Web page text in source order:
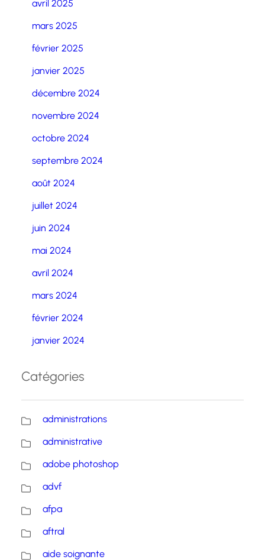
avril 2025
mars 2025
février 2025
janvier 2025
décembre 2024
novembre 2024
octobre 2024
septembre 2024
août 2024
juillet 2024
juin 2024
mai 2024
avril 2024
mars 2024
février 2024
janvier 2024
Catégories
administrations
administrative
adobe photoshop
advf
afpa
aftral
aide soignante